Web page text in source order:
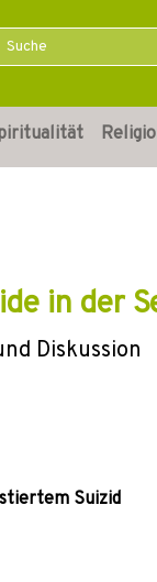
in der
Diskussion
Suizid